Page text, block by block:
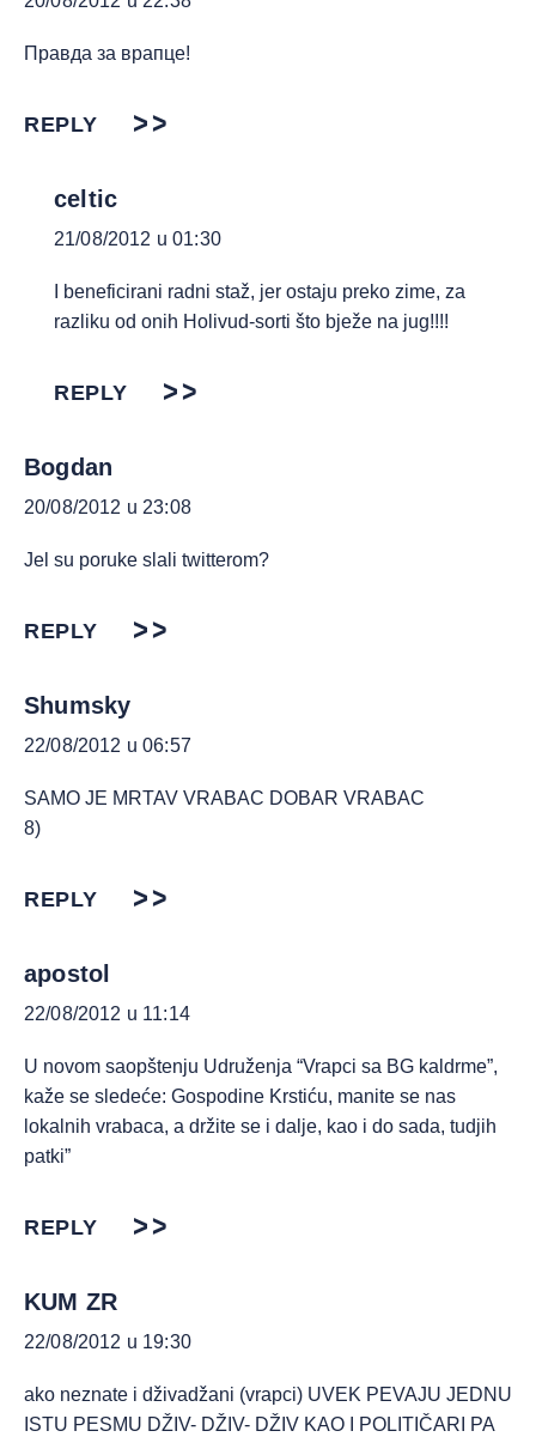
Правда за врапце!
REPLY
celtic
21/08/2012 u 01:30
I beneficirani radni staž, jer ostaju preko zime, za
razliku od onih Holivud-sorti što bježe na jug!!!!
REPLY
Bogdan
20/08/2012 u 23:08
Jel su poruke slali twitterom?
REPLY
Shumsky
22/08/2012 u 06:57
SAMO JE MRTAV VRABAC DOBAR VRABAC
8)
REPLY
apostol
22/08/2012 u 11:14
U novom saopštenju Udruženja “Vrapci sa BG kaldrme”,
kaže se sledeće: Gospodine Krstiću, manite se nas
lokalnih vrabaca, a držite se i dalje, kao i do sada, tudjih
patki”
REPLY
KUM ZR
22/08/2012 u 19:30
ako neznate i dživadžani (vrapci) UVEK PEVAJU JEDNU
ISTU PESMU DŽIV- DŽIV- DŽIV KAO I POLITIČARI PA